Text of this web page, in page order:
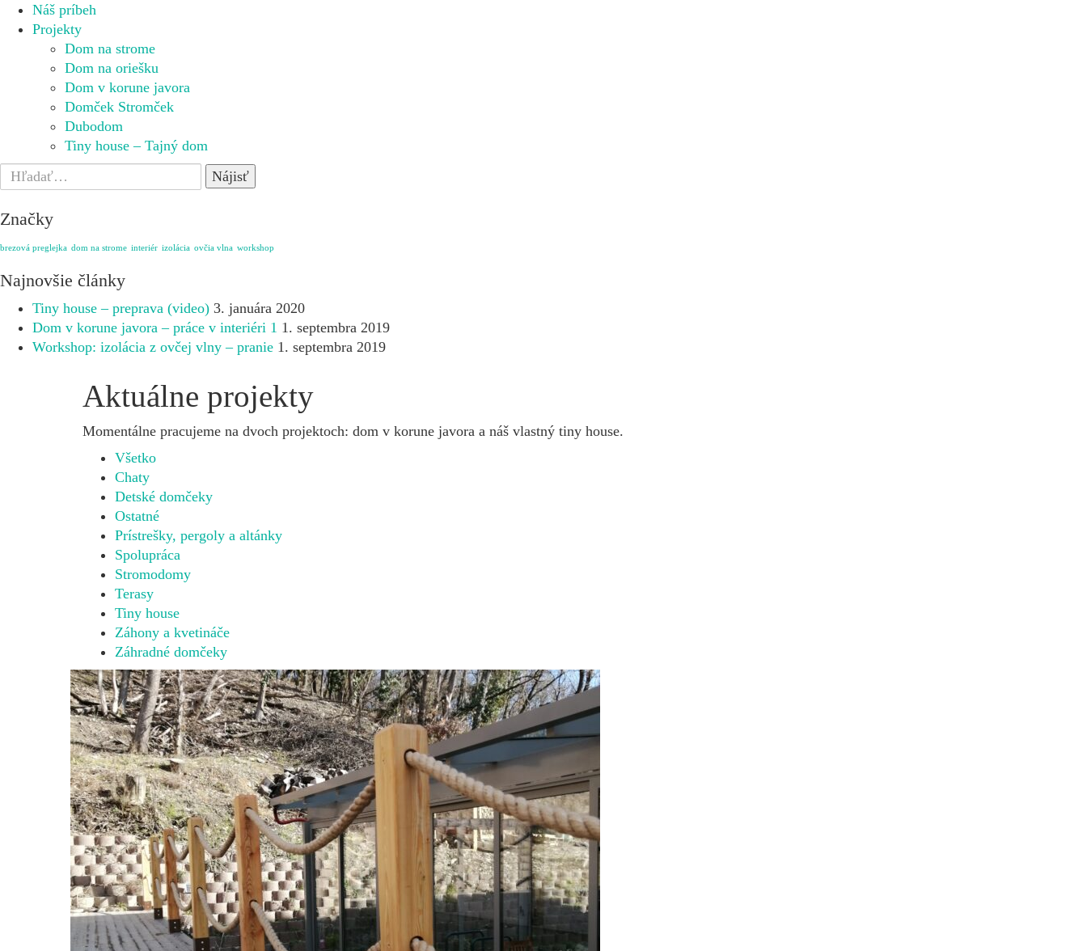
Náš príbeh
Projekty
Dom na strome
Dom na oriešku
Dom v korune javora
Domček Stromček
Dubodom
Tiny house – Tajný dom
Search
for:
Značky
brezová preglejka dom na strome interiér izolácia ovčia vlna workshop
Najnovšie články
Tiny house – preprava (video) 3. januára 2020
Dom v korune javora – práce v interiéri 1 1. septembra 2019
Workshop: izolácia z ovčej vlny – pranie 1. septembra 2019
Aktuálne projekty
Momentálne pracujeme na dvoch projektoch: dom v korune javora a náš vlastný tiny house.
Všetko
Chaty
Detské domčeky
Ostatné
Prístrešky, pergoly a altánky
Spolupráca
Stromodomy
Terasy
Tiny house
Záhony a kvetináče
Záhradné domčeky